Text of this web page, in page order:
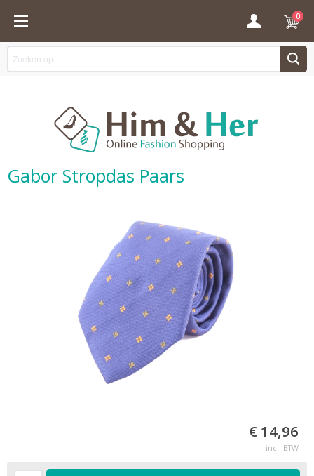
0
Gabor Stropdas Paars
€ 14,96
incl. BTW